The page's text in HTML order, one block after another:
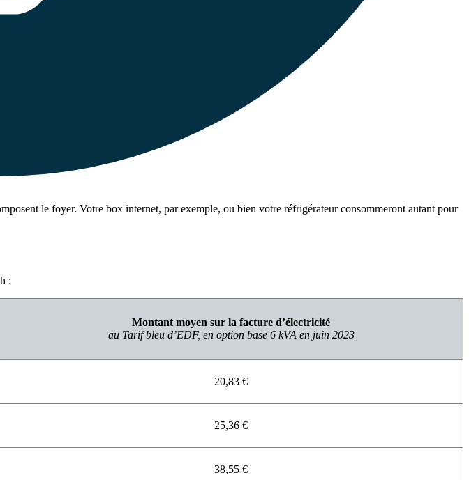
le foyer. Votre box internet, par exemple, ou bien votre réfrigérateur consommeront autant pour
:
Montant moyen sur la facture d’électricité
au Tarif bleu d’EDF, en option base 6 kVA en juin 2023
20,83 €
25,36 €
38,55 €